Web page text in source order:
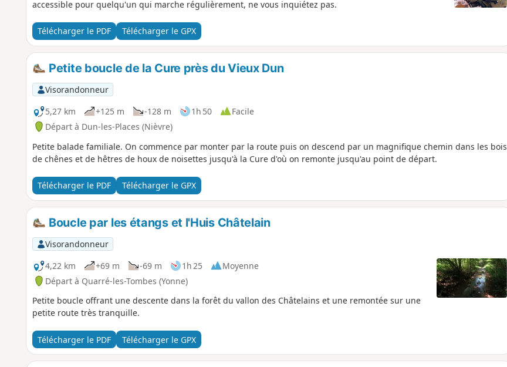
accessible pour quelqu'un qui marche régulièrement, ne vous inquiétez pas.
Télécharger le PDF Télécharger le GPX
Petite boucle de la Cure près du Vieux Dun
Visorandonneur
5,27 km
+125 m -128 m 1h 50
Facile
Départ à Dun-les-Places (Nièvre)
Petite balade familiale. On commence par monter par la route puis on descend par un magnifique chemin dans les bois
de chênes et de hêtres de houx de noisettes jusqu'à la Cure d'où on remonte jusqu'au point de départ.
Télécharger le PDF Télécharger le GPX
Boucle par les étangs et l'Huis Châtelain
Visorandonneur
4,22 km
+69 m -69 m 1h 25
Moyenne
Départ à Quarré-les-Tombes (Yonne)
Petite boucle offrant une descente dans la forêt du vallon des Châtelains et une remontée sur une
petite route très tranquille.
Télécharger le PDF Télécharger le GPX